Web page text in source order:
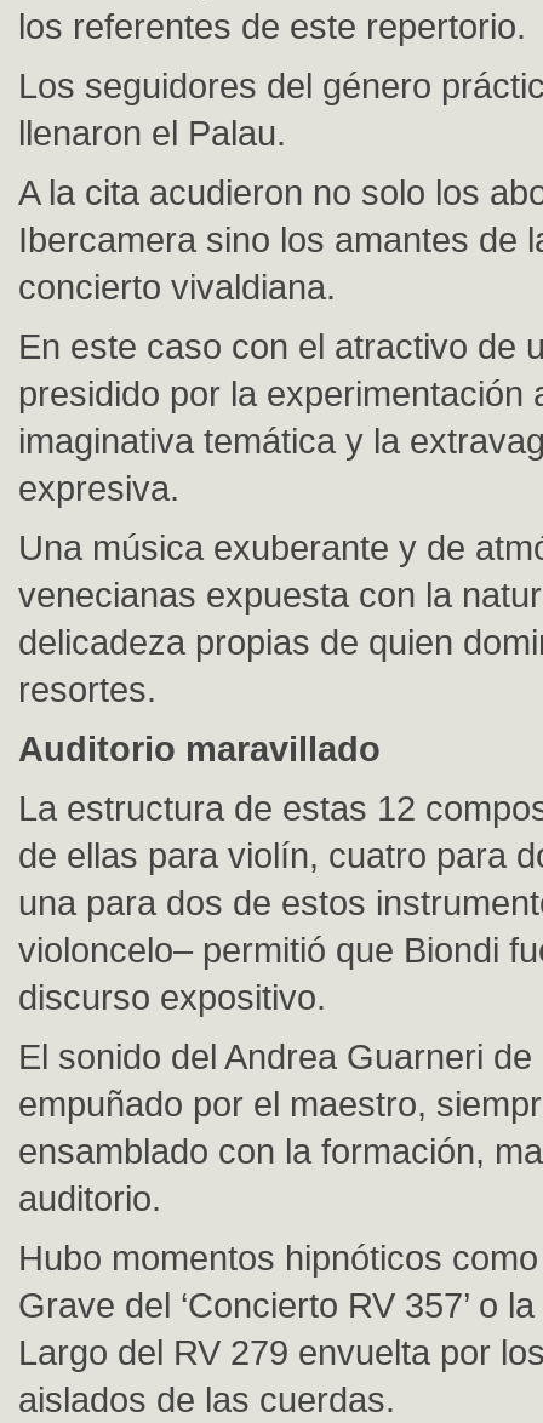
los referentes de este repertorio.
Los seguidores del género
llenaron el Palau.
A la cita acudieron no solo los
Ibercamera sino los amantes de
concierto vivaldiana.
En este caso con el atractivo de
presidido por la experimentación
imaginativa temática y la
expresiva.
Una música exuberante y de
venecianas expuesta con la
delicadeza propias de quien
resortes.
Auditorio maravillado
La estructura de estas 12
de ellas para violín, cuatro para
una para dos de estos
violoncelo– permitió que Biondi
discurso expositivo.
El sonido del Andrea Guarneri de
empuñado por el maestro,
ensamblado con la formación,
auditorio.
Hubo momentos hipnóticos
Grave del ‘Concierto RV 357’ o
Largo del RV 279 envuelta por
aislados de las cuerdas.